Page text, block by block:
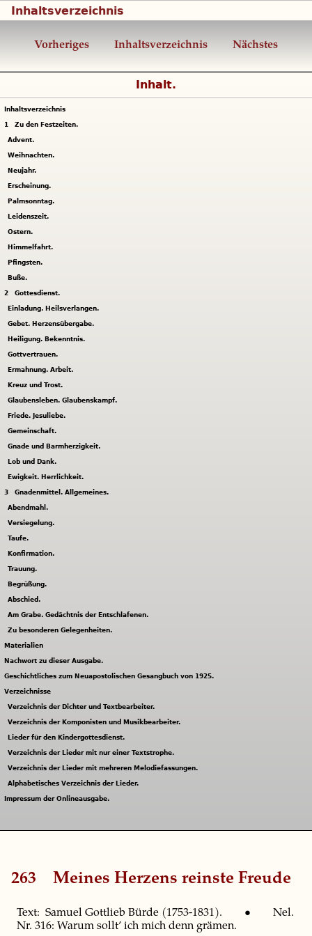
Inhaltsverzeichnis
Vorheriges Inhaltsverzeichnis Nächstes
Inhalt.
Inhaltsverzeichnis
1 Zu den Festzeiten.
Advent.
Weihnachten.
Neujahr.
Erscheinung.
Palmsonntag.
Leidenszeit.
Ostern.
Himmelfahrt.
Pfingsten.
Buße.
2 Gottesdienst.
Einladung. Heilsverlangen.
Gebet. Herzensübergabe.
Heiligung. Bekenntnis.
Gottvertrauen.
Ermahnung. Arbeit.
Kreuz und Trost.
Glaubensleben. Glaubenskampf.
Friede. Jesuliebe.
Gemeinschaft.
Gnade und Barmherzigkeit.
Lob und Dank.
Ewigkeit. Herrlichkeit.
3 Gnadenmittel. Allgemeines.
Abendmahl.
Versiegelung.
Taufe.
Konfirmation.
Trauung.
Begrüßung.
Abschied.
Am Grabe. Gedächtnis der Entschlafenen.
Zu besonderen Gelegenheiten.
Materialien
Nachwort zu dieser Ausgabe.
Geschichtliches zum Neuapostolischen Gesangbuch von 1925.
Verzeichnisse
Verzeichnis der Dichter und Textbearbeiter.
Verzeichnis der Komponisten und Musikbearbeiter.
Lieder für den Kindergottesdienst.
Verzeichnis der Lieder mit nur einer Textstrophe.
Verzeichnis der Lieder mit mehreren Melodiefassungen.
Alphabetisches Verzeichnis der Lieder.
Impressum der Onlineausgabe.
263 Meines Herzens reinste Freude
Text: Samuel Gottlieb Bürde (1753-1831). • Nel.
Nr. 316: Warum sollt’ ich mich denn grämen.